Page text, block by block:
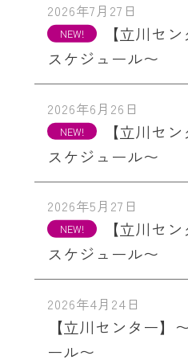
2026年7月27日
【立川セ
スケジュール〜
2026年6月26日
【立川セ
スケジュール〜
2026年5月27日
【立川セ
スケジュール〜
2026年4月24日
【立川センター】
ール〜